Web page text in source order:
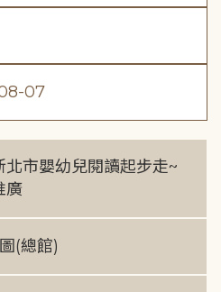
07
北市嬰幼兒閱讀起步走~
廣
(總館)